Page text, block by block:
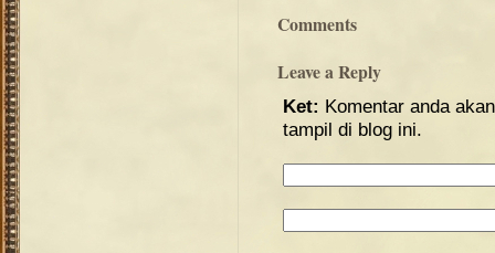
Comments
Leave a Reply
Ket: Komentar anda
tampil di blog ini.